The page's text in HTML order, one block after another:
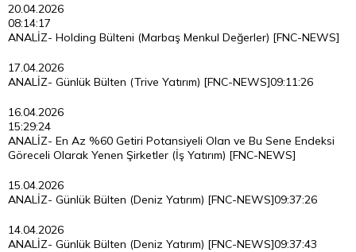
20.04.2026
08:14:17
ANALİZ- Holding Bülteni (Marbaş Menkul Değerler) [FNC-NEWS]
17.04.2026
09:11:26
ANALİZ- Günlük Bülten (Trive Yatırım) [FNC-NEWS]
16.04.2026
15:29:24
ANALİZ- En Az %60 Getiri Potansiyeli Olan ve Bu Sene Endeksi
Göreceli Olarak Yenen Şirketler (İş Yatırım) [FNC-NEWS]
15.04.2026
09:37:26
ANALİZ- Günlük Bülten (Deniz Yatırım) [FNC-NEWS]
14.04.2026
09:37:43
ANALİZ- Günlük Bülten (Deniz Yatırım) [FNC-NEWS]